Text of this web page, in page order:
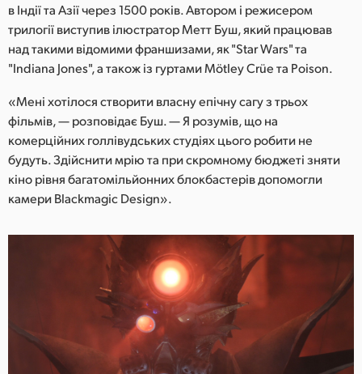
Netherlands
New Zealand
Poland
Portugal
Singapore
Sweden
Chinese Taipei
Turkey
в Індії та Азії через 1500 років. Автором і режисером
трилогії виступив ілюстратор Метт Буш, який працював
над такими відомими франшизами, як "Star Wars" та
"Indiana Jones", а також із гуртами Mötley Crüe та Poison.
«Мені хотілося створити власну епічну сагу з трьох
фільмів, — розповідає Буш. — Я розумів, що на
комерційних голлівудських студіях цього робити не
будуть. Здійснити мрію та при скромному бюджеті зняти
кіно рівня багатомільйонних блокбастерів допомогли
камери Blackmagic Design».